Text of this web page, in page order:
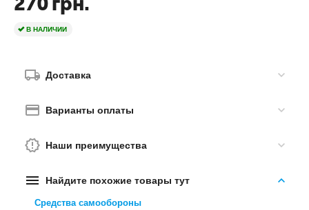
В НАЛИЧИИ
Доставка
Варианты оплаты
Наши преимущества
Найдите похожие товары тут
Средства самообороны